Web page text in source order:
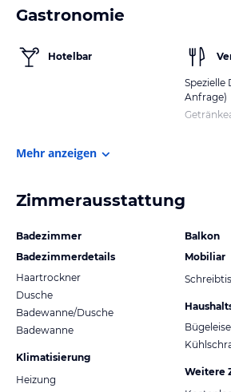
Gastronomie
Hotelbar
Spezielle
Anfrage)
Mehr anzeigen
Zimmerausstattung
Badezimmer
Badezimmerdetails
Haartrockner
Dusche
Badewanne/Dusche
Badewanne
Klimatisierung
Heizung
Balkon
Mobiliar
Weitere